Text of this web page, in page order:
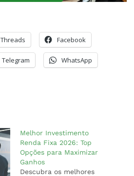
Threads Facebook
Telegram WhatsApp
Melhor Investimento
Renda Fixa 2026: Top
Opções para Maximizar
Ganhos
Descubra os melhores